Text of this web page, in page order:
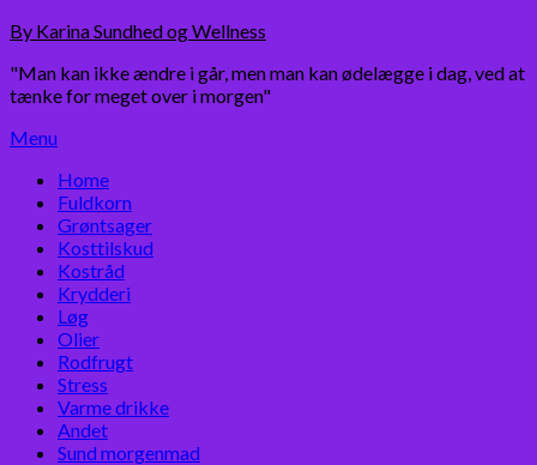
Skip
content
By Karina Sundhed og Wellness
"Man kan ikke ændre i går, men man kan ødelægge i dag, ved at
tænke for meget over i morgen"
Menu
Home
Fuldkorn
Grøntsager
Kosttilskud
Kostråd
Krydderi
Løg
Olier
Rodfrugt
Stress
Varme drikke
Andet
Sund morgenmad